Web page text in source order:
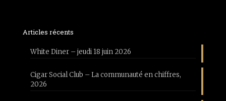
Articles récents
White Diner – jeudi 18 juin 2026
Cigar Social Club – La communauté en chiffres,
2026